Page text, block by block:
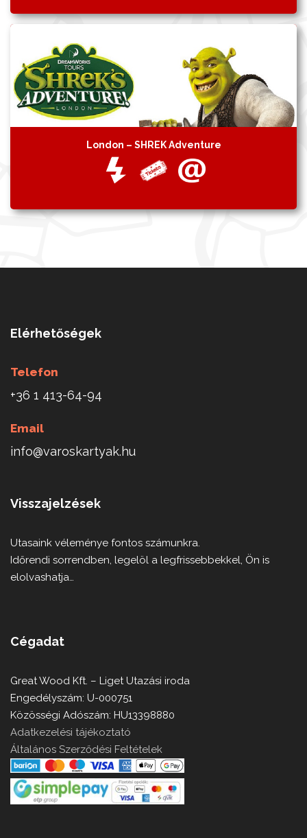
London – SHREK Adventure
Elérhetőségek
Telefon
+36 1 413-64-94
Email
info@varoskartyak.hu
Visszajelzések
Utasaink véleménye fontos számunkra.
Időrendi sorrendben, legelöl a legfrissebbekkel, Ön is
elolvashatja…
Cégadat
Great Wood Kft. – Liget Utazási iroda
Engedélyszám: U-000751
Közösségi Adószám: HU13398880
Adatkezelési tájékoztató
Általános Szerződési Feltételek